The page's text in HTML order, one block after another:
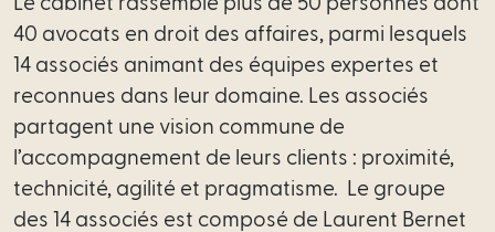
40 avocats en droit des affaires, parmi lesquels
14 associés animant des équipes expertes et
reconnues dans leur domaine. Les associés
partagent une vision commune de
l’accompagnement de leurs clients : proximité,
technicité, agilité et pragmatisme. Le groupe
des 14 associés est composé de Laurent Bernet